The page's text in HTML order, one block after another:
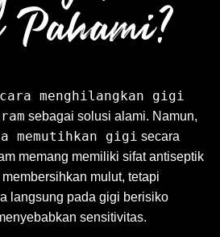
cara menghilangkan gigi
sebagai solusi alami. Namun,
memutihkan gigi secara
memang memiliki sifat antiseptik
mulut, tetapi
langsung pada gigi berisiko
sensitivitas.